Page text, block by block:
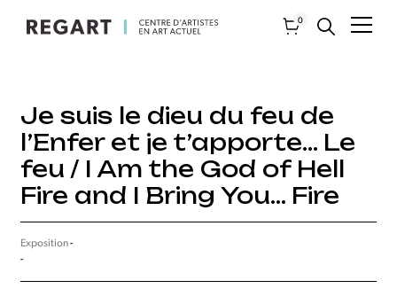
0
Je suis le dieu du feu de
l’Enfer et je t’apporte… Le
feu / I Am the God of Hell
Fire and I Bring You… Fire
Exposition-
-